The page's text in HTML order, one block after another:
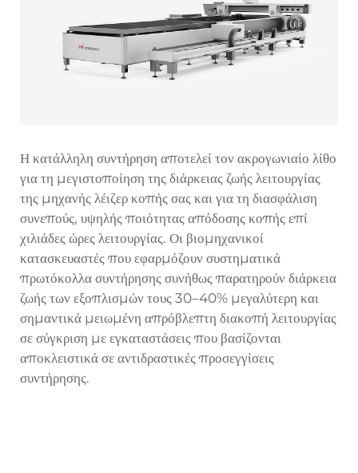
Η κατάλληλη συντήρηση αποτελεί τον ακρογωνιαίο λίθο
για τη μεγιστοποίηση της διάρκειας ζωής λειτουργίας
της μηχανής λέιζερ κοπής σας και για τη διασφάλιση
συνεπούς, υψηλής ποιότητας απόδοσης κοπής επί
χιλιάδες ώρες λειτουργίας. Οι βιομηχανικοί
κατασκευαστές που εφαρμόζουν συστηματικά
πρωτόκολλα συντήρησης συνήθως παρατηρούν διάρκεια
ζωής των εξοπλισμών τους 30–40% μεγαλύτερη και
σημαντικά μειωμένη απρόβλεπτη διακοπή λειτουργίας
σε σύγκριση με εγκαταστάσεις που βασίζονται
αποκλειστικά σε αντιδραστικές προσεγγίσεις
συντήρησης.